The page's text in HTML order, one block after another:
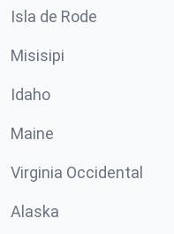
Isla de Rode
Misisipi
Idaho
Maine
Virginia Occidental
Alaska